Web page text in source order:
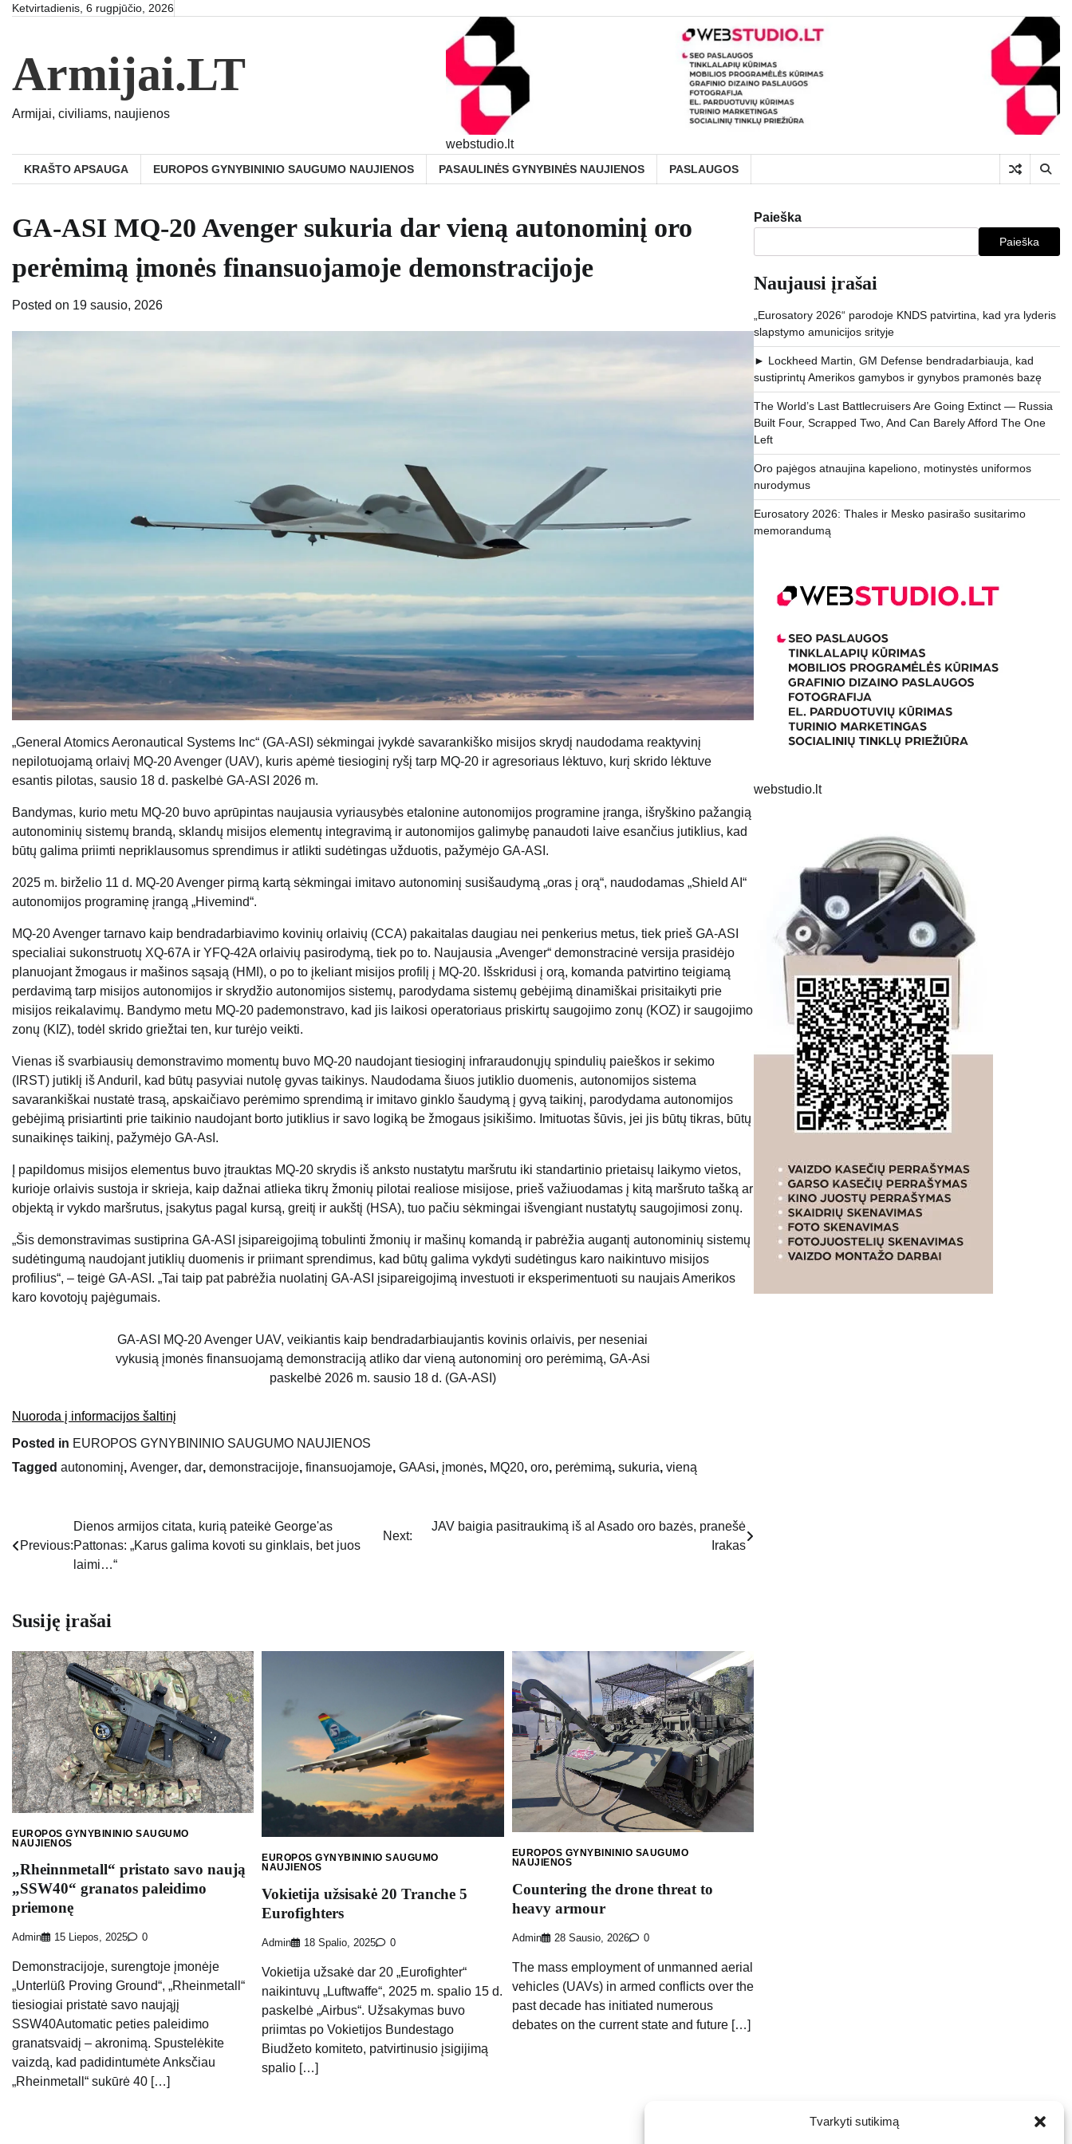
Tvarkyti sutikimą
SkipKetvirtadienis, 6 rugpjūčio, 2026
Armijai.LT
Armijai, civiliams, naujienos
webstudio.lt
KRAŠTO APSAUGA EUROPOS GYNYBININIO SAUGUMO NAUJIENOS PASAULINĖS GYNYBINĖS NAUJIENOS PASLAUGOS
GA-ASI MQ-20 Avenger sukuria dar vieną autonominį oro
perėmimą įmonės finansuojamoje demonstracijoje
Posted on 19 sausio, 2026
„General Atomics Aeronautical Systems Inc“ (GA-ASI) sėkmingai įvykdė savarankiško misijos skrydį naudodama reaktyvinį
nepilotuojamą orlaivį MQ-20 Avenger (UAV), kuris apėmė tiesioginį ryšį tarp MQ-20 ir agresoriaus lėktuvo, kurį skrido lėktuve
esantis pilotas, sausio 18 d. paskelbė GA-ASI 2026 m.
Bandymas, kurio metu MQ-20 buvo aprūpintas naujausia vyriausybės etalonine autonomijos programine įranga, išryškino pažangią
autonominių sistemų brandą, sklandų misijos elementų integravimą ir autonomijos galimybę panaudoti laive esančius jutiklius, kad
būtų galima priimti nepriklausomus sprendimus ir atlikti sudėtingas užduotis, pažymėjo GA-ASI.
2025 m. birželio 11 d. MQ-20 Avenger pirmą kartą sėkmingai imitavo autonominį susišaudymą „oras į orą“, naudodamas „Shield AI“
autonomijos programinę įrangą „Hivemind“.
MQ-20 Avenger tarnavo kaip bendradarbiavimo kovinių orlaivių (CCA) pakaitalas daugiau nei penkerius metus, tiek prieš GA-ASI
specialiai sukonstruotų XQ-67A ir YFQ-42A orlaivių pasirodymą, tiek po to. Naujausia „Avenger“ demonstracinė versija prasidėjo
planuojant žmogaus ir mašinos sąsają (HMI), o po to įkeliant misijos profilį į MQ-20. Išskridusi į orą, komanda patvirtino teigiamą
perdavimą tarp misijos autonomijos ir skrydžio autonomijos sistemų, parodydama sistemų gebėjimą dinamiškai prisitaikyti prie
misijos reikalavimų. Bandymo metu MQ-20 pademonstravo, kad jis laikosi operatoriaus priskirtų saugojimo zonų (KOZ) ir saugojimo
zonų (KIZ), todėl skrido griežtai ten, kur turėjo veikti.
Vienas iš svarbiausių demonstravimo momentų buvo MQ-20 naudojant tiesioginį infraraudonųjų spindulių paieškos ir sekimo
(IRST) jutiklį iš Anduril, kad būtų pasyviai nutolę gyvas taikinys. Naudodama šiuos jutiklio duomenis, autonomijos sistema
savarankiškai nustatė trasą, apskaičiavo perėmimo sprendimą ir imitavo ginklo šaudymą į gyvą taikinį, parodydama autonomijos
gebėjimą prisiartinti prie taikinio naudojant borto jutiklius ir savo logiką be žmogaus įsikišimo. Imituotas šūvis, jei jis būtų tikras, būtų
sunaikinęs taikinį, pažymėjo GA-AsI.
Į papildomus misijos elementus buvo įtrauktas MQ-20 skrydis iš anksto nustatytu maršrutu iki standartinio prietaisų laikymo vietos,
kurioje orlaivis sustoja ir skrieja, kaip dažnai atlieka tikrų žmonių pilotai realiose misijose, prieš važiuodamas į kitą maršruto tašką ar
objektą ir vykdo maršrutus, įsakytus pagal kursą, greitį ir aukštį (HSA), tuo pačiu sėkmingai išvengiant nustatytų saugojimosi zonų.
„Šis demonstravimas sustiprina GA-ASI įsipareigojimą tobulinti žmonių ir mašinų komandą ir pabrėžia augantį autonominių sistemų
sudėtingumą naudojant jutiklių duomenis ir priimant sprendimus, kad būtų galima vykdyti sudėtingus karo naikintuvo misijos
profilius“, – teigė GA-ASI. „Tai taip pat pabrėžia nuolatinį GA-ASI įsipareigojimą investuoti ir eksperimentuoti su naujais Amerikos
karo kovotojų pajėgumais.
GA-ASI MQ-20 Avenger UAV, veikiantis kaip bendradarbiaujantis kovinis orlaivis, per neseniai
vykusią įmonės finansuojamą demonstraciją atliko dar vieną autonominį oro perėmimą, GA-Asi
paskelbė 2026 m. sausio 18 d. (GA-ASI)
Nuoroda į informacijos šaltinį
Posted in EUROPOS GYNYBININIO SAUGUMO NAUJIENOS
Tagged autonominį, Avenger, dar, demonstracijoje, finansuojamoje, GAAsi, įmonės, MQ20, oro, perėmimą, sukuria, vieną
Navigacija
Previous:
Dienos armijos citata, kurią pateikė George'as
Pattonas: „Karus galima kovoti su ginklais, bet juos
laimi…“
Next:
JAV baigia pasitraukimą iš al Asado oro bazės, pranešė
Irakas
Susiję įrašai
EUROPOS GYNYBININIO SAUGUMO
NAUJIENOS
„Rheinnmetall“ pristato savo naują
„SSW40“ granatos paleidimo
priemonę
Admin 15 Liepos, 2025 0
Demonstracijoje, surengtoje įmonėje
„Unterlüß Proving Ground“, „Rheinmetall“
tiesiogiai pristatė savo naująjį
SSW40Automatic peties paleidimo
granatsvaidį – akronimą. Spustelėkite
vaizdą, kad padidintumėte Anksčiau
„Rheinmetall“ sukūrė 40 […]
EUROPOS GYNYBININIO SAUGUMO
NAUJIENOS
Vokietija užsisakė 20 Tranche 5
Eurofighters
Admin 18 Spalio, 2025 0
Vokietija užsakė dar 20 „Eurofighter“
naikintuvų „Luftwaffe“, 2025 m. spalio 15 d.
paskelbė „Airbus“. Užsakymas buvo
priimtas po Vokietijos Bundestago
Biudžeto komiteto, patvirtinusio įsigijimą
spalio […]
EUROPOS GYNYBININIO SAUGUMO
NAUJIENOS
Countering the drone threat to
heavy armour
Admin 28 Sausio, 2026 0
The mass employment of unmanned aerial
vehicles (UAVs) in armed conflicts over the
past decade has initiated numerous
debates on the current state and future […]
Paieška
Paieška
Naujausi įrašai
„Eurosatory 2026“ parodoje KNDS patvirtina, kad yra lyderis
slapstymo amunicijos srityje
► Lockheed Martin, GM Defense bendradarbiauja, kad
sustiprintų Amerikos gamybos ir gynybos pramonės bazę
The World’s Last Battlecruisers Are Going Extinct — Russia
Built Four, Scrapped Two, And Can Barely Afford The One
Left
Oro pajėgos atnaujina kapeliono, motinystės uniformos
nurodymus
Eurosatory 2026: Thales ir Mesko pasirašo susitarimo
memorandumą
webstudio.lt